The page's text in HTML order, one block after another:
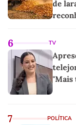
de
6 TV
"Mais
7 POLÍTICA